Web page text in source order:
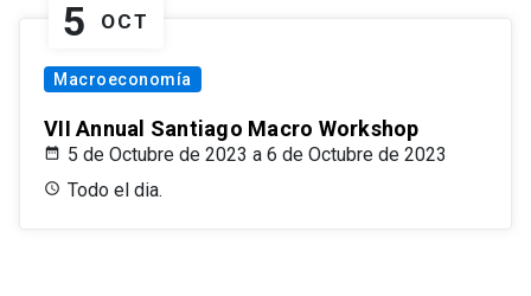
5 OCT
Macroeconomía
VII Annual Santiago Macro Workshop
5 de Octubre de 2023 a 6 de Octubre de 2023
Todo el dia.